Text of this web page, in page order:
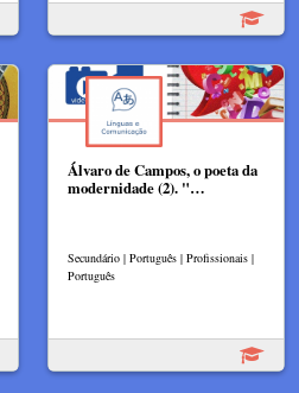
Álvaro de Campos, o poeta da
modernidade (2). "…
Secundário | Português | Profissionais |
Português